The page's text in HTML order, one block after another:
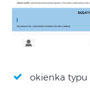
okienka typu